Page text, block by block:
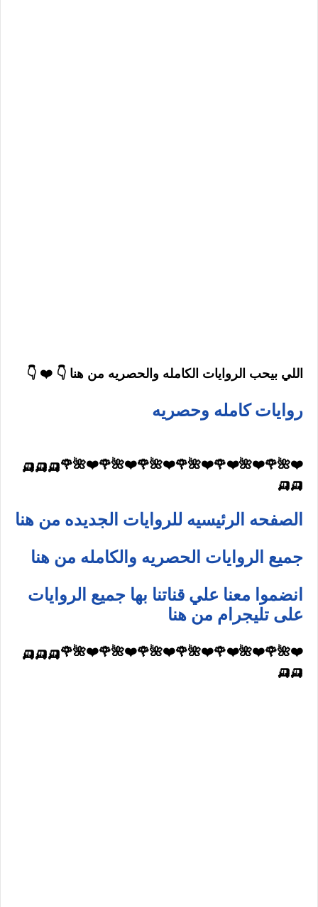
اللي بيحب الروايات الكامله والحصريه من هنا 👇 ❤️ 👇
روايات كامله وحصريه
❤️🌺🌹❤️🌺❤️🌹❤️🌺🌹❤️🌺🌹❤️🌺🌹❤️🌺🌹🛺🛺🛺
🛺🛺
الصفحه الرئيسيه للروايات الجديده من هنا
جميع الروايات الحصريه والكامله من هنا
انضموا معنا علي قناتنا بها جميع الروايات
على تليجرام من هنا
❤️🌺🌹❤️🌺❤️🌹❤️🌺🌹❤️🌺🌹❤️🌺🌹❤️🌺🌹🛺🛺🛺
🛺🛺